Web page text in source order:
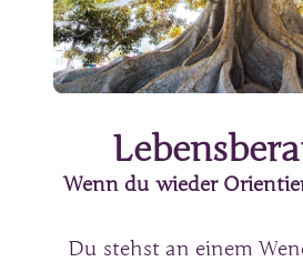
Wenn du wieder
Du stehst an einem